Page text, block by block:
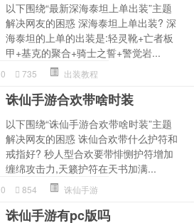
以下围绕“最新深海泰坦上单出装”主题
解决网友的困惑 深海泰坦上单出装? 深
海泰坦的上单的出装是:轻灵靴+亡者板
甲+基克的聚合+骑士之誓+警觉岩...
0 735 出装教程
诛仙手游合欢带啥时装
以下围绕“诛仙手游合欢带啥时装”主题
解决网友的困惑 诛仙合欢带什么护符和
戒指好? 秒人型合欢要带悱恻护符增加
缠绵攻击力,天籁护符在天书加满...
0 854 诛仙手游
诛仙手游有pc版吗